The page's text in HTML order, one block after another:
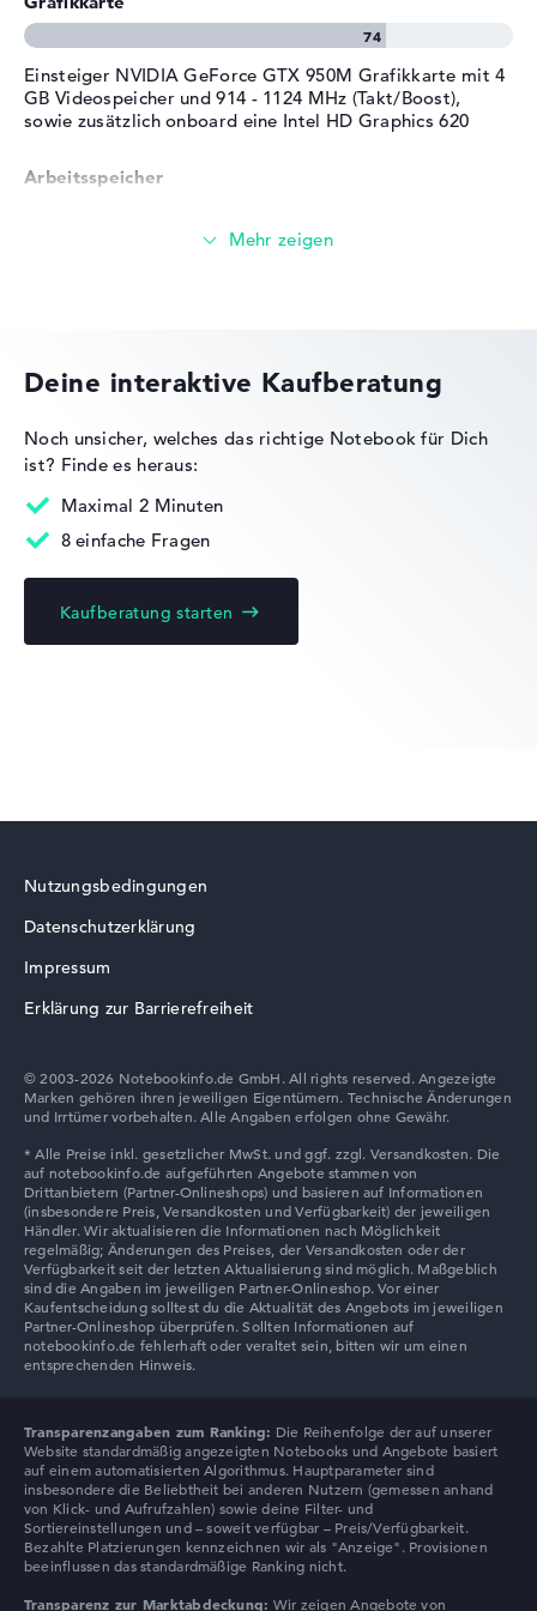
Service
Einsteiger NVIDIA GeForce GTX 950M Grafikkarte mit 4
GB Videospeicher und 914 - 1124 MHz (Takt/Boost),
sowie zusätzlich onboard eine Intel HD Graphics 620
Arbeitsspeicher
Solide 12 GB (1 x 8 GB, 1 x 4 GB) Arbeitspeicher - DDR4
Einfacher 1,1 TB Speicher für Einsteiger (128 GB SSD + 1
Mobilität
Akkulaufzeit
Akzeptables Gewicht mit 2,69 kg
Höhe
Entspiegeltes 17,3 Zoll Display mit solider Auflösung von
maximal 1920 x 1080
Wie wir testen und bewerten
Datenblätter tausender Notebooks automatisch –
basierend auf über 23 Jahren Erfahrung in der Notebook-
Kaufberatung.
Die Gesamtnotesetzt sich aus drei Teilbewertungen
zusammen:
Deine interaktive Kaufberatung
Noch unsicher, welches das richtige Notebook für Dich
ist? Finde es heraus:
Maximal 2 Minuten
8 einfache Fragen
Kaufberatung starten
Nutzungsbedingungen
Datenschutzerklärung
Impressum
Erklärung zur Barrierefreiheit
© 2003-2026 Notebookinfo.de GmbH. All rights reserved. Angezeigte
Marken gehören ihren jeweiligen Eigentümern. Technische Änderungen
und Irrtümer vorbehalten. Alle Angaben erfolgen ohne Gewähr.
Transparenzangaben zum Ranking: Die Reihenfolge der auf unserer
Website standardmäßig angezeigten Notebooks und Angebote basiert
auf einem automatisierten Algorithmus. Hauptparameter sind
insbesondere die Beliebtheit bei anderen Nutzern (gemessen anhand
von Klick- und Aufrufzahlen) sowie deine Filter- und
Sortiereinstellungen und – soweit verfügbar – Preis/Verfügbarkeit.
Bezahlte Platzierungen kennzeichnen wir als "Anzeige". Provisionen
beeinflussen das standardmäßige Ranking nicht.
Transparenz zur Marktabdeckung: Wir zeigen Angebote von